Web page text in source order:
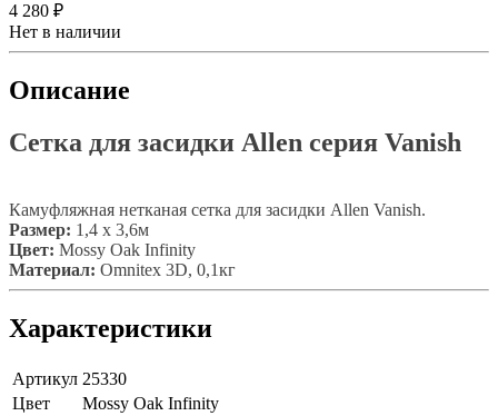
4 280 ₽
Нет в наличии
Описание
Сетка для засидки Allen серия Vanish
Камуфляжная нетканая сетка для засидки Allen Vanish.
Размер: 1,4 х 3,6м
Цвет: Mossy Oak Infinity
Материал: Omnitex 3D, 0,1кг
Характеристики
Артикул 25330
Цвет
Mossy Oak Infinity